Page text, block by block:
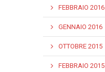
FEBBRAIO 2016
GENNAIO 2016
OTTOBRE 2015
FEBBRAIO 2015